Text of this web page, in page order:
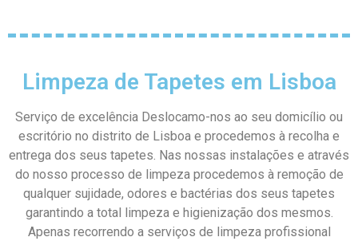
Limpeza de Tapetes em Lisboa
Serviço de excelência Deslocamo-nos ao seu domicílio ou
escritório no distrito de Lisboa e procedemos à recolha e
entrega dos seus tapetes. Nas nossas instalações e através
do nosso processo de limpeza procedemos à remoção de
qualquer sujidade, odores e bactérias dos seus tapetes
garantindo a total limpeza e higienização dos mesmos.
Apenas recorrendo a serviços de limpeza profissional